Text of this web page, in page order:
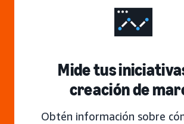
Mide tus
creación de
Obtén información sobre